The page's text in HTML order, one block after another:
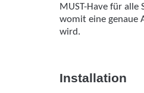
MUST-Have für
womit eine genaue
wird.
Installation